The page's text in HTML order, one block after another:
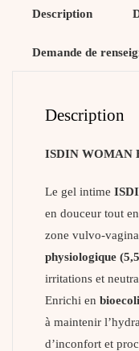
Description
Demande de
Description
ISDIN WOMAN
Le gel intime
en douceur tout
zone vulvo-
physiologique
irritations et
Enrichi en
à maintenir
d’inconfort et